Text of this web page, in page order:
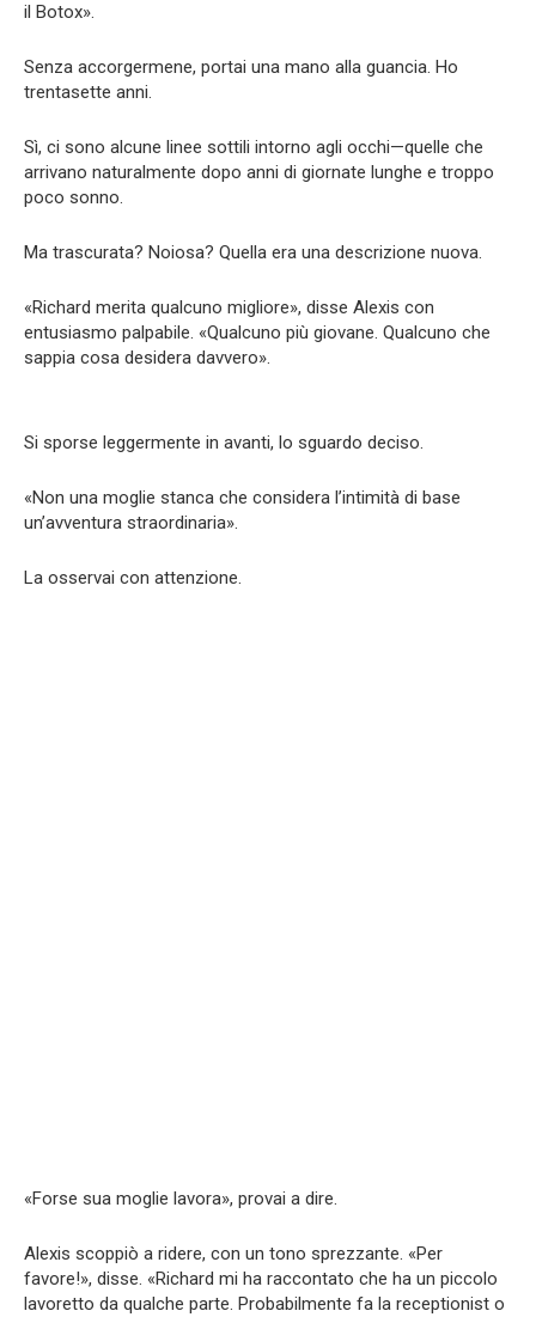
il Botox».
Senza accorgermene, portai una mano alla guancia. Ho
trentasette anni.
Sì, ci sono alcune linee sottili intorno agli occhi—quelle che
arrivano naturalmente dopo anni di giornate lunghe e troppo
poco sonno.
Ma trascurata? Noiosa? Quella era una descrizione nuova.
«Richard merita qualcuno migliore», disse Alexis con
entusiasmo palpabile. «Qualcuno più giovane. Qualcuno che
sappia cosa desidera davvero».
Si sporse leggermente in avanti, lo sguardo deciso.
«Non una moglie stanca che considera l’intimità di base
un’avventura straordinaria».
La osservai con attenzione.
«Forse sua moglie lavora», provai a dire.
Alexis scoppiò a ridere, con un tono sprezzante. «Per
favore!», disse. «Richard mi ha raccontato che ha un piccolo
lavoretto da qualche parte. Probabilmente fa la receptionist o